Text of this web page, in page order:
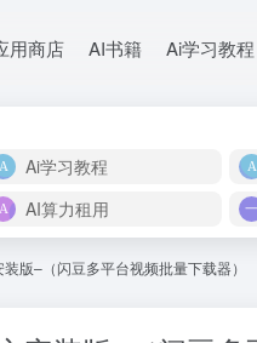
用商店 AI书籍 Ai学习教程
Ai学习教程
AI算力租用
版–（闪豆多平台视频批量下载器）